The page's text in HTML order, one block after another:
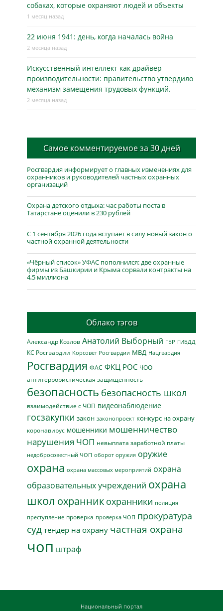
собаках, которые охраняют людей и объекты
1 месяц назад
22 июня 1941: день, когда началась война
2 месяца назад
Искусственный интеллект как драйвер
производительности: правительство утвердило
механизм замещения трудовых функций.
2 месяца назад
Самое комментируемое за 30 дней
Росгвардия информирует о главных изменениях для
охранников и руководителей частных охранных
организаций
Охрана детского отдыха: час работы поста в
Татарстане оценили в 230 рублей
С 1 сентября 2026 года вступает в силу новый закон о
частной охранной деятельности
«Чёрный список» УФАС пополнился: две охранные
фирмы из Башкирии и Крыма сорвали контракты на
4,5 миллиона
Облако тэгов
Александр Козлов Анатолий Выборный ГБР ГИБДД
КС Росгвардии Корсовет Росгвардии МВД Нацгвардия
Росгвардия ФАС ФКЦ РОС ЧОО
антитеррористическая защищенность
безопасность безопасность школ
взаимодействие с ЧОП видеонаблюдение
госзакупки закон законопроект конкурс на охрану
коронавирус мошенники мошенничество
нарушения ЧОП невыплата заработной платы
недобросовестный ЧОП оборот оружия оружие
охрана охрана массовых мероприятий охрана
образовательных учреждений охрана
школ охранник охранники полиция
преступление проверка проверка ЧОП прокуратура
суд тендер на охрану частная охрана
чоп штраф
Национальный портал